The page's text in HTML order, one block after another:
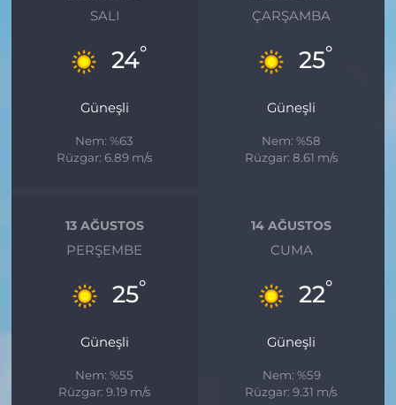
SALI
24°
Güneşli
Nem: %63
Rüzgar: 6.89 m/s
ÇARŞAMBA
25°
Güneşli
Nem: %58
Rüzgar: 8.61 m/s
13 AĞUSTOS
PERŞEMBE
25°
Güneşli
Nem: %55
Rüzgar: 9.19 m/s
14 AĞUSTOS
CUMA
22°
Güneşli
Nem: %59
Rüzgar: 9.31 m/s